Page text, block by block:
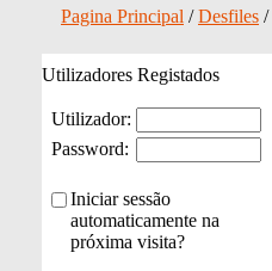
Pagina Principal /Desfiles /
Utilizadores Registados
Utilizador:
Password:
Iniciar sessão
automaticamente na
próxima visita?